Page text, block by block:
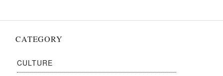
CATEGORY
CULTURE